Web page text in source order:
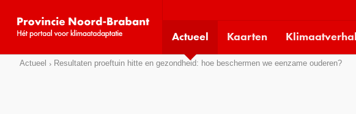
social
media
pages:
Actueel Kaarten
Actueel Resultaten proeftuin hitte en gezondheid: hoe beschermen we eenzame ouderen?